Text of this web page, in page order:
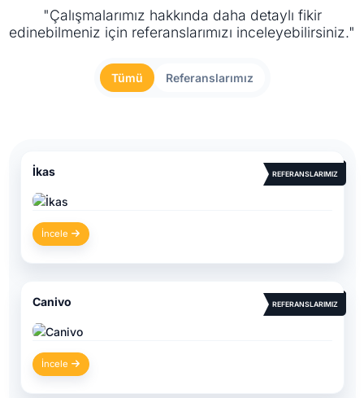
"Çalışmalarımız hakkında daha detaylı fikir
edinebilmeniz için referanslarımızı inceleyebilirsiniz."
Tümü Referanslarımız
REFERANSLARIMIZ
İkas
İncele
REFERANSLARIMIZ
Canivo
İncele